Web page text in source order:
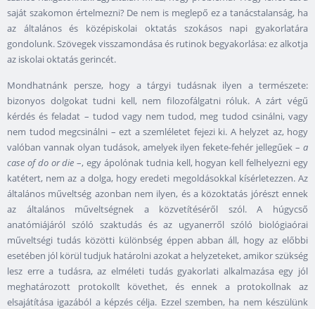
saját szakomon értelmezni? De nem is meglepő ez a tanácstalanság, ha
az általános és középiskolai oktatás szokásos napi gyakorlatára
gondolunk. Szövegek visszamondása és rutinok begyakorlása: ez alkotja
az iskolai oktatás gerincét.
Mondhatnánk persze, hogy a tárgyi tudásnak ilyen a természete:
bizonyos dolgokat tudni kell, nem filozofálgatni róluk. A zárt végű
kérdés és feladat – tudod vagy nem tudod, meg tudod csinálni, vagy
nem tudod megcsinálni – ezt a szemléletet fejezi ki. A helyzet az, hogy
valóban vannak olyan tudások, amelyek ilyen fekete-fehér jellegűek – a
case of do or die –, egy ápolónak tudnia kell, hogyan kell felhelyezni egy
katétert, nem az a dolga, hogy eredeti megoldásokkal kísérletezzen. Az
általános műveltség azonban nem ilyen, és a közoktatás jórészt ennek
az általános műveltségnek a közvetítéséről szól. A húgycső
anatómiájáról szóló szaktudás és az ugyanerről szóló biológiaórai
műveltségi tudás közötti különbség éppen abban áll, hogy az előbbi
esetében jól körül tudjuk határolni azokat a helyzeteket, amikor szükség
lesz erre a tudásra, az elméleti tudás gyakorlati alkalmazása egy jól
meghatározott protokollt követhet, és ennek a protokollnak az
elsajátítása igazából a képzés célja. Ezzel szemben, ha nem készülünk